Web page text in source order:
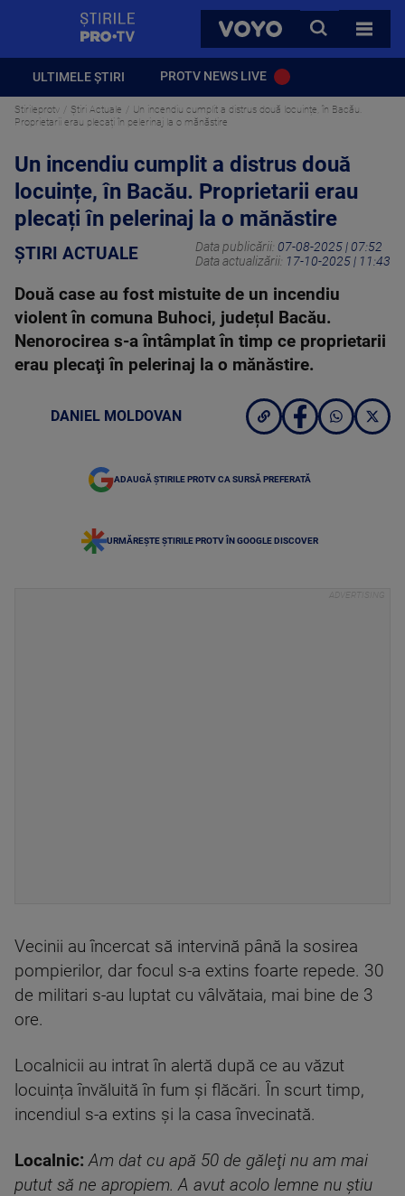
VOYO
CAUTA
TOATE
ULTIMELE ȘTIRI PROTV NEWS LIVE
Stirileprotv Știri Actuale
Un incendiu cumplit a distrus două locuințe, în Bacău.
Proprietarii erau plecați în pelerinaj la o mănăstire
Un incendiu cumplit a distrus două
locuințe, în Bacău. Proprietarii erau
plecați în pelerinaj la o mănăstire
ȘTIRI ACTUALE Data publicării: 07-08-2025 | 07:52
Data actualizării: 17-10-2025 | 11:43
Două case au fost mistuite de un incendiu
violent în comuna Buhoci, județul Bacău.
Nenorocirea s-a întâmplat în timp ce proprietarii
erau plecaţi în pelerinaj la o mănăstire.
DANIEL MOLDOVAN
ADAUGĂ ȘTIRILE PROTV CA SURSĂ PREFERATĂ
URMĂREȘTE ȘTIRILE PROTV ÎN GOOGLE DISCOVER
Vecinii au încercat să intervină până la sosirea
pompierilor, dar focul s-a extins foarte repede. 30
de militari s-au luptat cu vâlvătaia, mai bine de 3
ore.
Localnicii au intrat în alertă după ce au văzut
locuința învăluită în fum și flăcări. În scurt timp,
incendiul s-a extins şi la casa învecinată.
Localnic: Am dat cu apă 50 de găleţi nu am mai
putut să ne apropiem. A avut acolo lemne nu ştiu